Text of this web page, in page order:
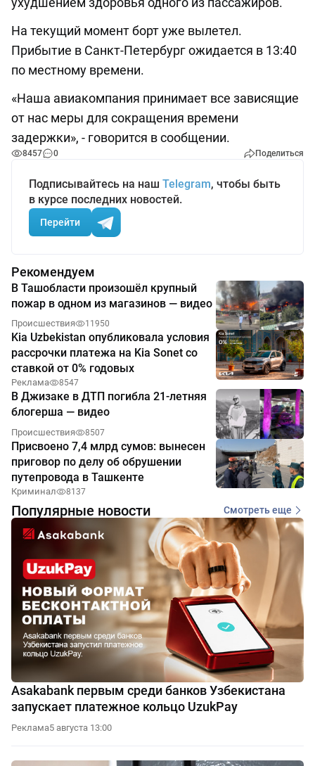
На текущий момент борт уже вылетел.
Прибытие в Санкт-Петербург ожидается в 13:40
по местному времени.
«Наша авиакомпания принимает все зависящие
от нас меры для сокращения времени
задержки», - говорится в сообщении.
8457 0 Поделиться
Подписывайтесь на наш Telegram, чтобы быть
в курсе последних новостей.
Перейти
Рекомендуем
В Ташобласти произошёл крупный
пожар в одном из магазинов — видео
Происшествия 11950
Kia Uzbekistan опубликовала условия
рассрочки платежа на Kia Sonet со
ставкой от 0% годовых
Реклама 8547
В Джизаке в ДТП погибла 21-летняя
блогерша — видео
Происшествия 8507
Присвоено 7,4 млрд сумов: вынесен
приговор по делу об обрушении
путепровода в Ташкенте
Криминал 8137
Популярные новости Смотреть еще
Asakabank первым среди банков Узбекистана
запускает платежное кольцо UzukPay
Реклама5 августа 13:00